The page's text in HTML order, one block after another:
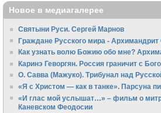
Новое в медиагалерее
Святыни Руси. Сергей Марнов
Граждане Русского мира -
Как узнать волю Божию обо мне?
Каринэ Геворгян. Россия граничит с
О. Савва (Мажуко). Трибунал над
«Я с Христом — как в танке». Парсуна
«И глас мой услышат…» – фильм о
Каневском Феодосии